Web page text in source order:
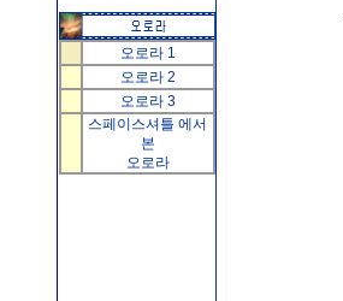
오로라 1
오로라 2
오로라 3
스페이스셔틀 에서
본
오로라